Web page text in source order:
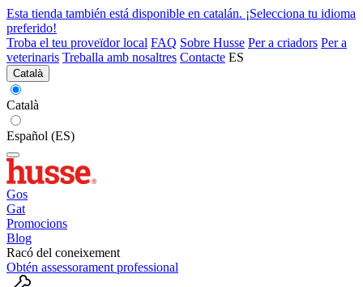
Esta tienda también está disponible en catalán. ¡Selecciona tu idioma
preferido!
Troba el teu proveïdor local FAQ Sobre Husse Per a criadors Per a
veterinaris Treballa amb nosaltres Contacte ES
Català
Català
Español (ES)
Gos
Gat
Promocions
Blog
Racó del coneixement
Obtén assessorament professional